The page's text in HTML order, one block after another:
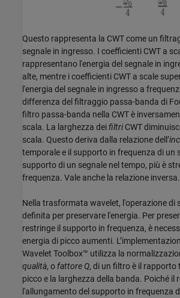
Questo rappresenta la CWT come un
segnale in ingresso. I coefficienti CWT a
rappresentano l'energia del segnale in
alte, mentre i coefficienti CWT a scale
l'energia del segnale in ingresso a
differenza del filtraggio passa-banda di
filtro passa-banda nella CWT è
scala. La larghezza deifiltri CWT
scala. Questo deriva dalla relazione dell’
temporale e il supporto in frequenza di un
supporto di un segnale nel tempo, più è
frequenza. Vale anche la relazione inversa.
Nella trasformata wavelet, l'operazione di
definita per preservare l'energia. Per
restringe il supporto in frequenza, è
energia di picco aumenti.
Wavelet Toolbox™ utilizza la
qualità, o fattore Q, di un filtro è il rapporto
picco e la larghezza della banda. Poiché il
l'allungamento del supporto in frequenza